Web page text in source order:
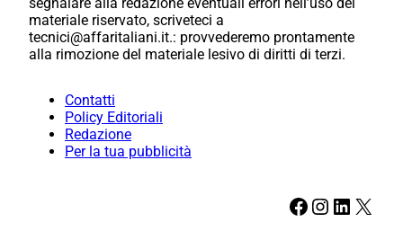
materiale riservato, scriveteci a
tecnici@affaritaliani.it.: provvederemo prontamente
alla rimozione del materiale lesivo di diritti di terzi.
Contatti
Policy Editoriali
Redazione
Per la tua pubblicità
Facebook Instagram LinkedIn X